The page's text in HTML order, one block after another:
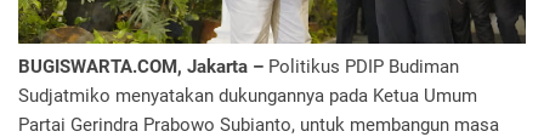
BUGISWARTA.COM, Jakarta – Politikus PDIP Budiman
Sudjatmiko menyatakan dukungannya pada Ketua Umum
Partai Gerindra Prabowo Subianto, untuk membangun masa